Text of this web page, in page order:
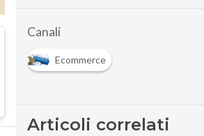
Canali
Ecommerce
Articoli correlati